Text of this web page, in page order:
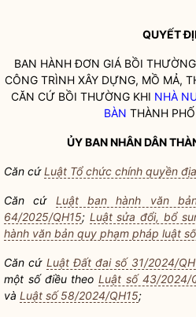
QUYẾT
BAN HÀNH ĐƠN GIÁ BỒI
CÔNG TRÌNH XÂY DỰNG, MỒ MẢ,
CĂN CỨ BỒI THƯỜNG KHI NHÀ
BÀN THÀNH
ỦY BANNHÂN DÂN
Căn cứLuật Tổ chức chính quyền
Căn cứ Luật ban hành văn
64/2025/QH15; Luật sửa đổi, bổ
hành văn bản quy phạm pháp luật
Căn cứ Luật Đất đai số 31/2024/
một số điều theoLuật số 43/2024/
và Luật số 58/2024/QH15;